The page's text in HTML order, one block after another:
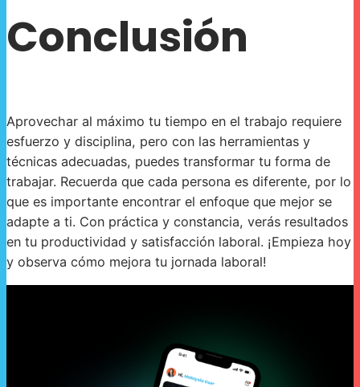
Conclusión
Aprovechar al máximo tu tiempo en el trabajo requiere
esfuerzo y disciplina, pero con las herramientas y
técnicas adecuadas, puedes transformar tu forma de
trabajar. Recuerda que cada persona es diferente, por lo
que es importante encontrar el enfoque que mejor se
adapte a ti. Con práctica y constancia, verás resultados
en tu productividad y satisfacción laboral. ¡Empieza hoy
y observa cómo mejora tu jornada laboral!